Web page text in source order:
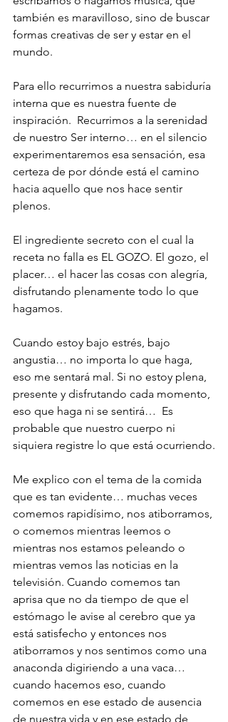
también es maravilloso, sino de buscar
formas creativas de ser y estar en el
mundo.
Para ello recurrimos a nuestra sabiduría
interna que es nuestra fuente de
inspiración.  Recurrimos a la serenidad
de nuestro Ser interno… en el silencio
experimentaremos esa sensación, esa
certeza de por dónde está el camino
hacia aquello que nos hace sentir
plenos.
El ingrediente secreto con el cual la
receta no falla es EL GOZO. El gozo, el
placer… el hacer las cosas con alegría,
disfrutando plenamente todo lo que
hagamos.
Cuando estoy bajo estrés, bajo
angustia… no importa lo que haga,
eso me sentará mal. Si no estoy plena,
presente y disfrutando cada momento,
eso que haga ni se sentirá…  Es
probable que nuestro cuerpo ni
siquiera registre lo que está ocurriendo.
Me explico con el tema de la comida
que es tan evidente… muchas veces
comemos rapidísimo, nos atiborramos,
o comemos mientras leemos o
mientras nos estamos peleando o
mientras vemos las noticias en la
televisión. Cuando comemos tan
aprisa que no da tiempo de que el
estómago le avise al cerebro que ya
está satisfecho y entonces nos
atiborramos y nos sentimos como una
anaconda digiriendo a una vaca…
cuando hacemos eso, cuando
comemos en ese estado de ausencia
de nuestra vida y en ese estado de